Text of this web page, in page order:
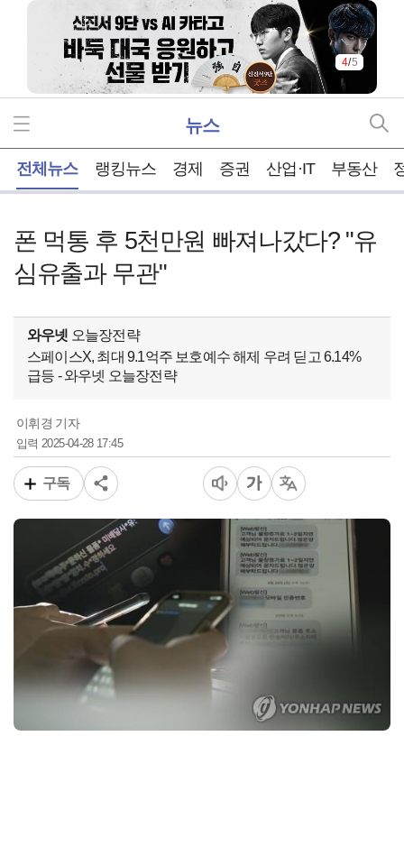
5/5
뉴스
전체뉴스 랭킹뉴스 경제 증권 산업·IT 부동산
폰 먹통 후 5천만원 빠져나갔다? "유
심유출과 무관"
와우넷 오늘장전략
스페이스X, 최대 9.1억주 보호예수 해제 우려 딛고 6.14%
급등 - 와우넷 오늘장전략
이휘경 기자
입력2025-04-28 17:45
구독